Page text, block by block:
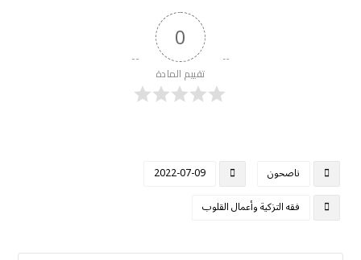
0
تقييم المادة
ناصحون
2022-07-09
فقه التزكية وأعمال القلوب